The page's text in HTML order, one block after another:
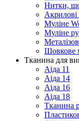
Нитки, що
Муліне
Муліне
Шовкове
Тканина для
Аіда 11
Аіда 14
Аіда 16
Аіда 18
Тканина